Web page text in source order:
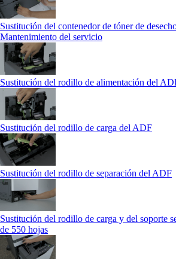
Sustitución del contenedor de tóner de
Mantenimiento del servicio
Sustitución del rodillo de alimentación del
Sustitución del rodillo de carga del ADF
Sustitución del rodillo de separación del ADF
Sustitución del rodillo de carga y del soporte
de 550 hojas